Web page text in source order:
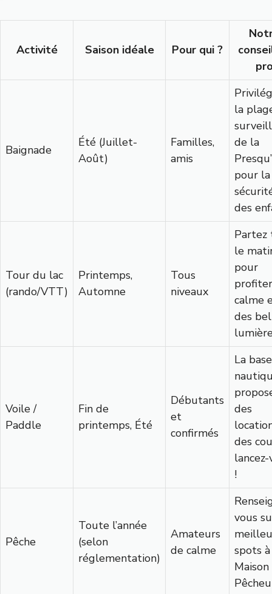
Activité Saison idéale Pour qui ?
Baignade
Été (Juillet-
Août)
Familles,
amis
la
de la
pour la
des
Tour du lac
(rando/VTT)
Printemps,
Automne
Tous
niveaux
le
pour
calme
des
Voile /
Paddle
Fin de
printemps, Été
Débutants
et
confirmés
La base
des
des
!
Pêche
Toute l’année
(selon
réglementation)
Amateurs
de calme
vous
spots